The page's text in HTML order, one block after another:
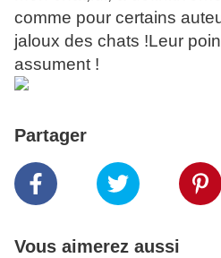
comme pour certains
jaloux des chats !Leur
assument !
Partager
Vous aimerez aussi